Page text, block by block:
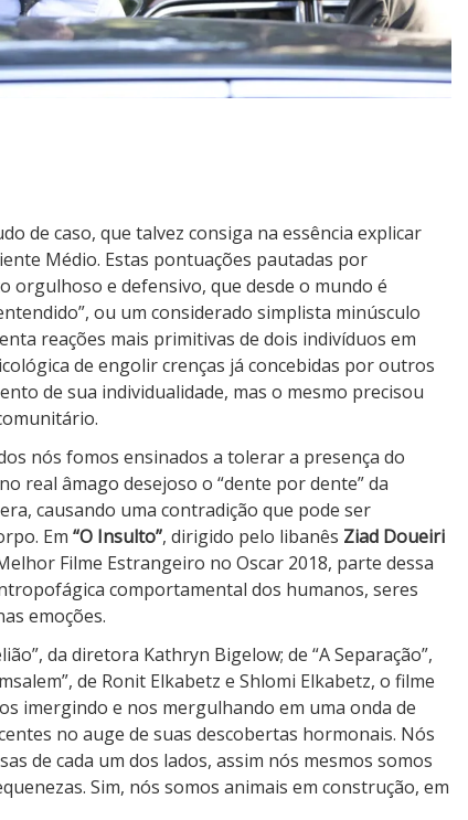
de caso, que talvez consiga na essência explicar
Médio. Estas pontuações pautadas por
orgulhoso e defensivo, que desde o mundo é
ou um considerado simplista minúsculo
reações mais primitivas de dois indivíduos em
de engolir crenças já concebidas por outros
de sua individualidade, mas o mesmo precisou
nós fomos ensinados a tolerar a presença do
real âmago desejoso o “dente por dente” da
causando uma contradição que pode ser
Em “O Insulto”, dirigido pelo libanês Ziad Doueiri
Filme Estrangeiro no Oscar 2018, parte dessa
comportamental dos humanos, seres
emoções.
da diretora Kathryn Bigelow; de “A Separação”,
de Ronit Elkabetz e Shlomi Elkabetz, o filme
imergindo e nos mergulhando em uma onda de
no auge de suas descobertas hormonais. Nós
de cada um dos lados, assim nós mesmos somos
Sim, nós somos animais em construção, em